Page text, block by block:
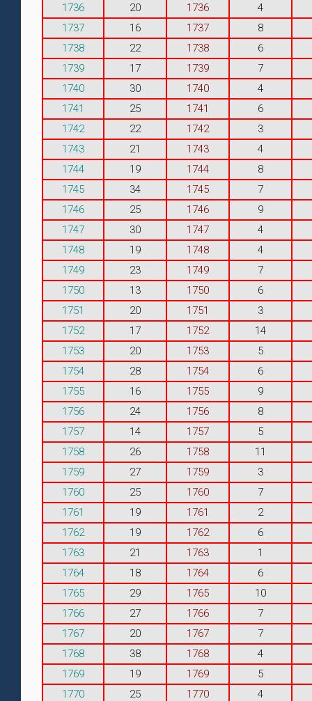
1736
20 1736
4
1737
16 1737
8
1738
22 1738
6
1739
17 1739
7
1740
30 1740
4
1741
25 1741
6
1742
22 1742
3
1743
21 1743
4
1744
19 1744
8
1745
34 1745
7
1746
25 1746
9
1747
30 1747
4
1748
19 1748
4
1749
23 1749
7
1750
13 1750
6
1751
20 1751
3
1752
17 1752
14
1753
20 1753
5
1754
28 1754
6
1755
16 1755
9
1756
24 1756
8
1757
14 1757
5
1758
26 1758
11
1759
27 1759
3
1760
25 1760
7
1761
19 1761
2
1762
19 1762
6
1763
21 1763
1
1764
18 1764
6
1765
29 1765
10
1766
27 1766
7
1767
20 1767
7
1768
38 1768
4
1769
19 1769
5
1770
25 1770 4